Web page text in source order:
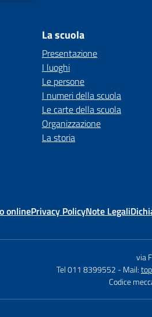
La scuola
Presentazione
I luoghi
Le persone
I numeri della scuola
Le carte della scuola
Organizzazione
La storia
onlinePrivacy PolicyNote Legali
via
Tel 011 8399552 - Mail:
Codice